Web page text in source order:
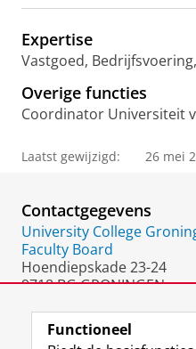
Expertise
Vastgoed,
Overige functies
Coordinator Universiteit
Laatst gewijzigd: 26 mei
Contactgegevens
University College
Faculty Board
Hoendiepskade 23-24
9718 BG GRONINGEN
Functioneel